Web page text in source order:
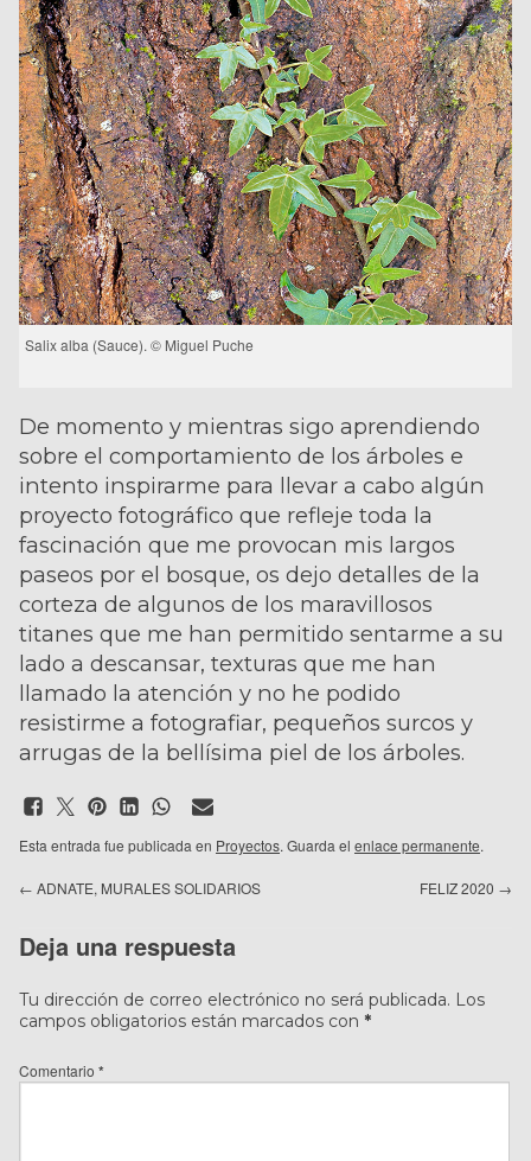
Salix alba (Sauce). © Miguel Puche
De momento y mientras sigo aprendiendo
sobre el comportamiento de los árboles e
intento inspirarme para llevar a cabo algún
proyecto fotográfico que refleje toda la
fascinación que me provocan mis largos
paseos por el bosque, os dejo detalles de la
corteza de algunos de los maravillosos
titanes que me han permitido sentarme a su
lado a descansar, texturas que me han
llamado la atención y no he podido
resistirme a fotografiar, pequeños surcos y
arrugas de la bellísima piel de los árboles.
Esta entrada fue publicada en Proyectos. Guarda el enlace permanente.
← ADNATE, MURALES SOLIDARIOS FELIZ 2020 →
Deja una respuesta
Tu dirección de correo electrónico no será publicada. Los
campos obligatorios están marcados con *
Comentario *